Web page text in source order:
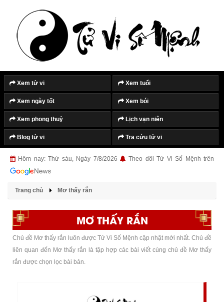
Xem tử vi Xem tuổi
Xem ngày tốt Xem bói
Xem phong thuỷ Lịch vạn niên
Blog tử vi Tra cứu tử vi
Hôm nay: Thứ sáu, Ngày 7/8/2026 Theo dõi Tử Vi Số Mệnh trên
Trang chủ Mơ thấy rắn
MƠ THẤY RẮN
Chủ đề Mơ thấy rắn luôn được Tử Vi Số Mệnh cập nhật mới nhất. Chủ đề
liên quan đến Mơ thấy rắn là tập hợp các bài viết cùng chủ đề Mơ thấy
rắn được chọn lọc bài bản.